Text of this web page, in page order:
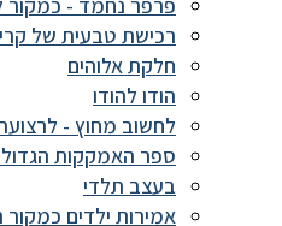
פרפר נחמד -
רכישת טבעית של
חלקת אלוהים
הודו להודו
לחשוב מחוץ -
ספר האמקקות הגדול
בעצב תלדי
אמירות ילדים